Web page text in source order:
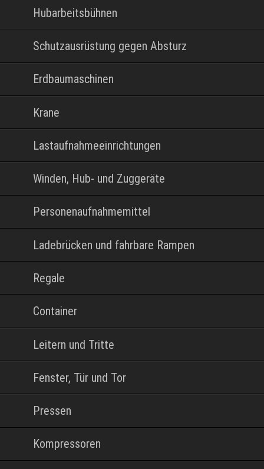
Hubarbeitsbühnen
Schutzausrüstung gegen Absturz
Erdbaumaschinen
Krane
Lastaufnahmeeinrichtungen
Winden, Hub- und Zuggeräte
Personenaufnahmemittel
Ladebrücken und fahrbare Rampen
Regale
Container
Leitern und Tritte
Fenster, Tür und Tor
Pressen
Kompressoren